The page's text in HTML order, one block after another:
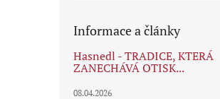
Informace a články
Hasnedl - TRADICE, KTERÁ
ZANECHÁVÁ OTISK...
08.04.2026